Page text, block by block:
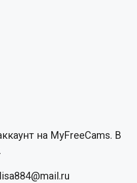
на MyFreeCams. В